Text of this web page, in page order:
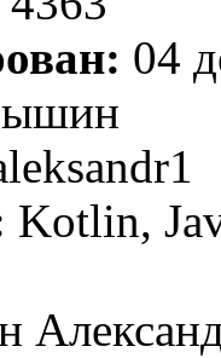
04
Kotlin,